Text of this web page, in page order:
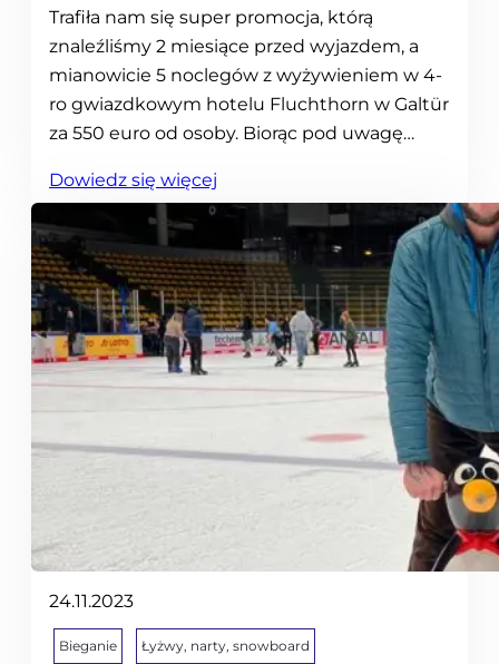
Trafiła nam się super promocja, którą
znaleźliśmy 2 miesiące przed wyjazdem, a
mianowicie 5 noclegów z wyżywieniem w 4-
ro gwiazdkowym hotelu Fluchthorn w Galtür
za 550 euro od osoby. Biorąc pod uwagę…
Dowiedz się więcej
W
j
a
z
d
n
a
A
24.11.2023
Bieganie Łyżwy, narty, snowboard